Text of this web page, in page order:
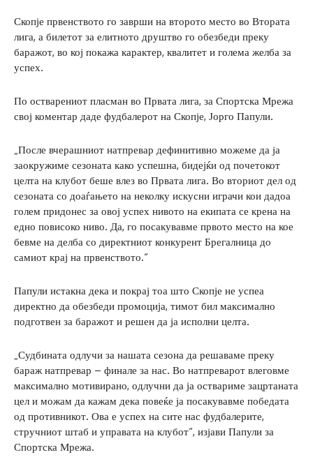
Скопје првенството го заврши на второто место во Втората
лига, а билетот за елитното друштво го обезбеди преку
баражот, во кој покажа карактер, квалитет и голема желба за
успех.
По остварениот пласман во Првата лига, за Спортска Мрежа
свој коментар даде фудбалерот на Скопје, Јорго Папули.
„После вчерашниот натпревар дефинитивно можеме да ја
заокружиме сезоната како успешна, бидејќи од почетокот
целта на клубот беше влез во Првата лига. Во вториот дел од
сезоната со доаѓањето на неколку искусни играчи кои дадоа
голем придонес за овој успех нивото на екипата се крена на
едно повисоко ниво. Да, го посакувавме првото место на кое
бевме на делба со директниот конкурент Брегалница до
самиот крај на првенството.“
Папули истакна дека и покрај тоа што Скопје не успеа
директно да обезбеди промоција, тимот бил максимално
подготвен за баражот и решен да ја исполни целта.
„Судбината одлучи за нашата сезона да решаваме преку
бараж натпревар – финале за нас. Во натпреварот влеговме
максимално мотивирано, одлучни да ја оствариме зацртаната
цел и можам да кажам дека повеќе ја посакувавме победата
од противникот. Ова е успех на сите нас фудбалерите,
стручниот штаб и управата на клубот“, изјави Папули за
Спортска Мрежа.